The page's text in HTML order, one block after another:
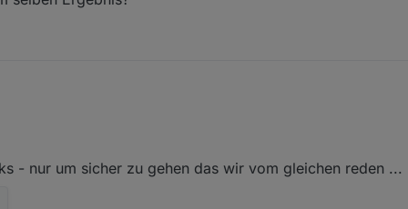
Mit dem selben Ergebnis?
- nur um sicher zu gehen das wir vom gleichen reden ...